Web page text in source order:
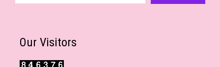
Our Visitors